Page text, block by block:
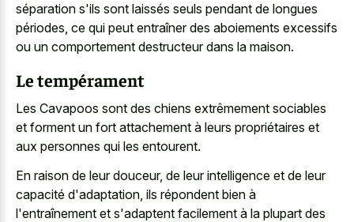
séparation s'ils sont laissés seuls pendant de longues
périodes, ce qui peut entraîner des aboiements excessifs
ou un comportement destructeurdans la maison.
Le tempérament
Les Cavapoos sont des chiens extrêmement sociables
et forment un fort attachement à leurs propriétaires et
aux personnes qui les entourent.
En raison de leur douceur, de leur intelligence et de leur
capacité d'adaptation, ils répondent bien à
l'entraînement et s'adaptent facilement à la plupart des